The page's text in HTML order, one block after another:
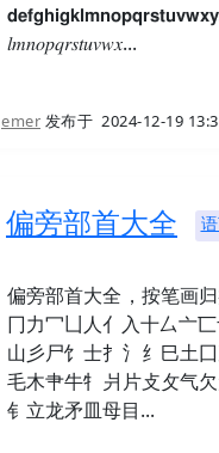
𝑙𝑚𝑛𝑜𝑝𝑞𝑟𝑠𝑡𝑢𝑣𝑤𝑥...
emer 发布于 2024-12-19
偏旁部首大全
偏旁部首大全，按笔画
冂力冖凵人亻入十厶亠
山彡尸饣士扌氵纟巳土
毛木肀牛牜爿片攴攵气
钅立龙矛皿母目...